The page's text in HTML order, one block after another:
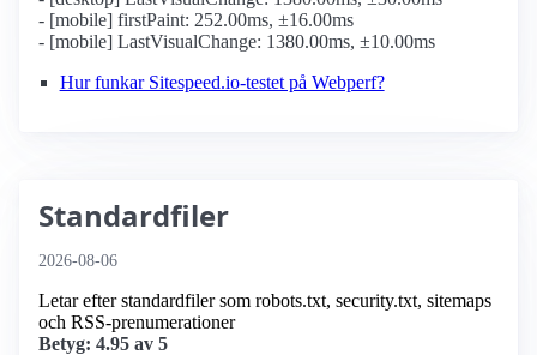
- [mobile] firstPaint: 252.00ms, ±16.00ms
- [mobile] LastVisualChange: 1380.00ms, ±10.00ms
Hur funkar Sitespeed.io-testet på Webperf?
Standardfiler
2026-08-06
Letar efter standardfiler som robots.txt, security.txt, sitemaps
och RSS-prenumerationer
Betyg: 4.95 av 5